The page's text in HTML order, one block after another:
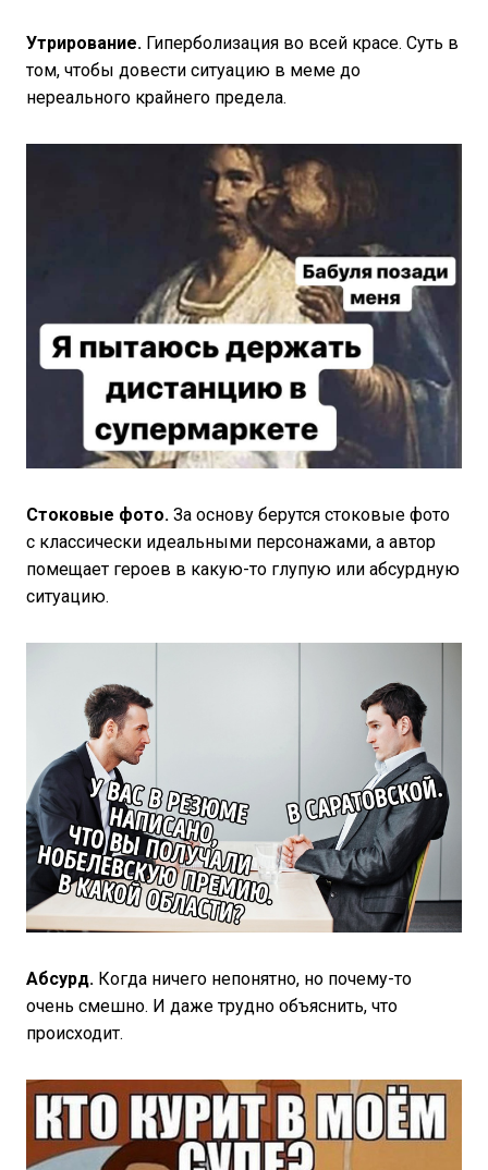
Утрирование. Гиперболизация во всей красе. Суть в
том, чтобы довести ситуацию в меме до
нереального крайнего предела.
Стоковые фото. За основу берутся стоковые фото
с классически идеальными персонажами, а автор
помещает героев в какую-то глупую или абсурдную
ситуацию.
Абсурд. Когда ничего непонятно, но почему-то
очень смешно. И даже трудно объяснить, что
происходит.